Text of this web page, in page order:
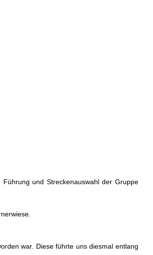
und Streckenauswahl der Gruppe
war. Diese führte uns diesmal entlang